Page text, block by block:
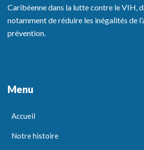
Caribéenne dans la lutte contre le VIH,
notamment de réduire les inégalités de
prévention.
Menu
Accueil
Notre histoire